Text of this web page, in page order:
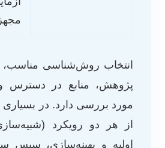
انتخاب روش‌شناسی
پژوهش، منابع در دسترس
مورد بررسی دارد. در بسیاری
از هر دو رویکرد
اولیه و بهینه‌سازی، سپس